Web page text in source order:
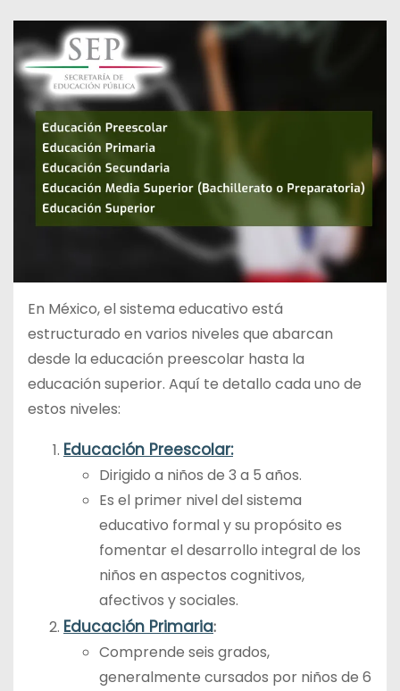
En México, el sistema educativo está
estructurado en varios niveles que abarcan
desde la educación preescolar hasta la
educación superior. Aquí te detallo cada uno de
estos niveles:
Educación Preescolar:
Dirigido a niños de 3 a 5 años.
Es el primer nivel del sistema
educativo formal y su propósito es
fomentar el desarrollo integral de los
niños en aspectos cognitivos,
afectivos y sociales.
Educación Primaria:
Comprende seis grados,
generalmente cursados por niños de 6